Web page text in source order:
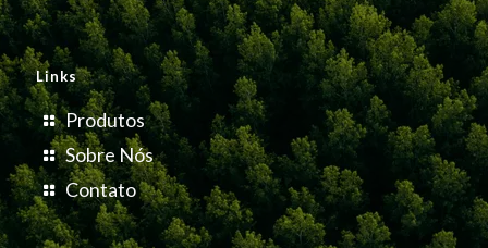
Links
Produtos
Sobre Nós
Contato